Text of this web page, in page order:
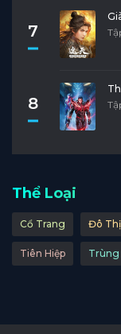
7
8
Thể Loại
Cổ Trang Đô Thị
Tiên Hiệp Trùng